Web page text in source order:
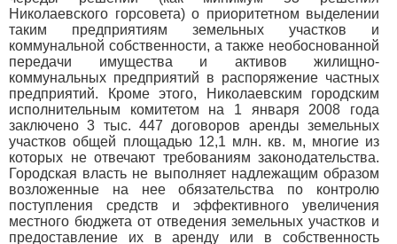
Николаевского горсовета) о приоритетном выделении
таким предприятиям земельных участков и
коммунальной собственности, а также необоснованной
передачи имущества и активов жилищно-
коммунальных предприятий в распоряжение частных
предприятий. Кроме этого, Николаевским городским
исполнительным комитетом на 1 января 2008 года
заключено 3 тыс. 447 договоров аренды земельных
участков общей площадью 12,1 млн. кв. м, многие из
которых не отвечают требованиям законодательства.
Городская власть не выполняет надлежащим образом
возложенные на нее обязательства по контролю
поступления средств и эффективного увеличения
местного бюджета от отведения земельных участков и
предоставление их в аренду или в собственность